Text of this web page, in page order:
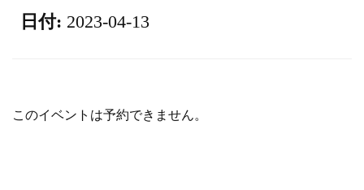
日付: 2023-04-13
このイベントは予約できません。